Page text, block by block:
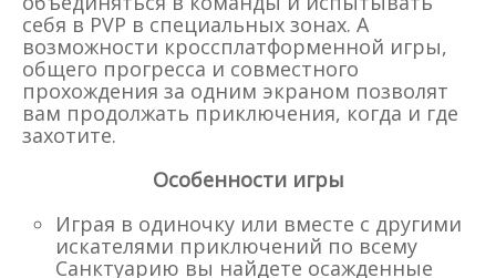
себя в PVP в специальных зонах. А
возможности кроссплатформенной игры,
общего прогресса и совместного
прохождения за одним экраном позволят
вам продолжать приключения, когда и где
захотите.
Особенности игры
Играя в одиночку или вместе с другими
искателями приключений по всему
Санктуарию вы найдете осажденные